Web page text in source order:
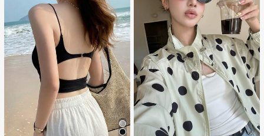
#1 ขายดี
ใน กระเป๋า เสื้อคลุมลำลอง
ลูกค้ากลับมาซื้อซ้ำ!